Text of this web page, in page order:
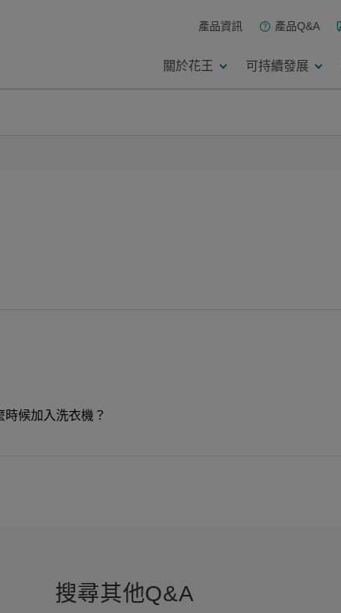
產品資訊 產品Q&A
關於花王 可持續發展
候加入洗衣機？
搜尋其他Q&A